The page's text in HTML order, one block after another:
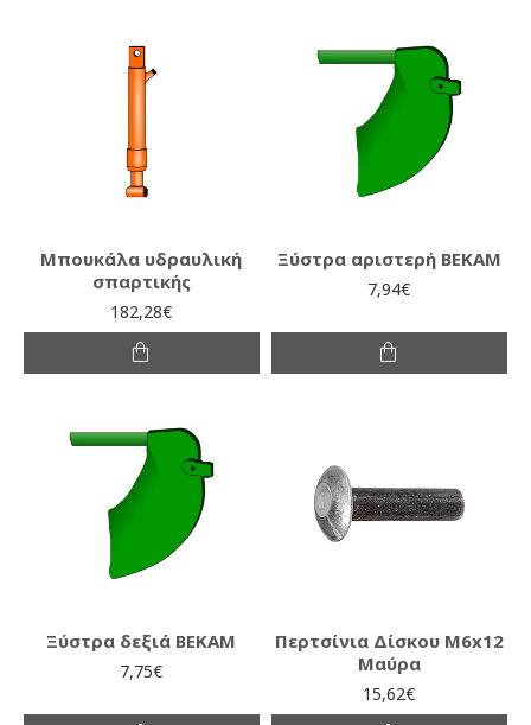
Μπουκάλα υδραυλική
σπαρτικής
182,28€
Ξύστρα αριστερή ΒΕΚΑΜ
7,94€
Ξύστρα δεξιά ΒΕΚΑΜ
7,75€
Περτσίνια Δίσκου Μ6x12
Μαύρα
15,62€